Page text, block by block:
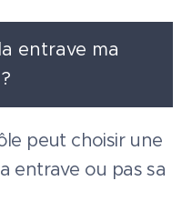
entrave ma
peut choisir une
entrave ou pas sa